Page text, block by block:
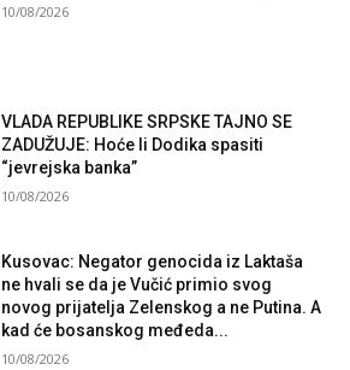
10/08/2026
VLADA REPUBLIKE SRPSKE TAJNO SE
ZADUŽUJE: Hoće li Dodika spasiti
“jevrejska banka”
10/08/2026
Kusovac: Negator genocida iz Laktaša
ne hvali se da je Vučić primio svog
novog prijatelja Zelenskog a ne Putina. A
kad će bosanskog međeda...
10/08/2026